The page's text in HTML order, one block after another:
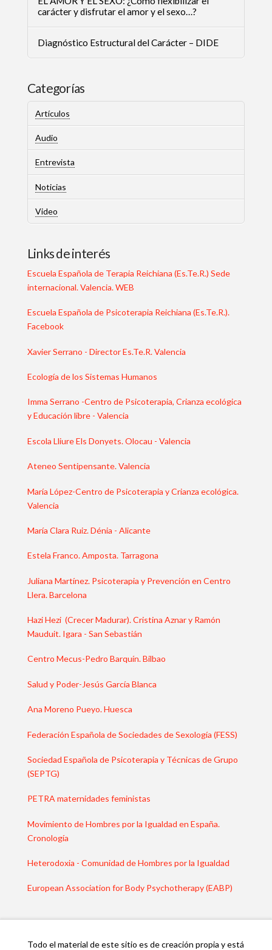
carácter y disfrutar el amor y el sexo…?
Diagnóstico Estructural del Carácter – DIDE
Categorías
Artículos
Audio
Entrevista
Noticias
Video
Links de interés
Escuela Española de Terapia Reichiana (Es.Te.R.) Sede
internacional. Valencia. WEB
Escuela Española de Psicoterapia Reichiana (Es.Te.R.).
Facebook
Xavier Serrano - Director Es.Te.R. Valencia
Ecología de los Sistemas Humanos
Imma Serrano -Centro de Psicoterapia, Crianza ecológica
y Educación libre - Valencia
Escola Lliure Els Donyets. Olocau - Valencia
Ateneo Sentipensante. Valencia
María López-Centro de Psicoterapia y Crianza ecológica.
Valencia
María Clara Ruiz. Dénia - Alicante
Estela Franco. Amposta. Tarragona
Juliana Martínez. Psicoterapia y Prevención en Centro
Llera. Barcelona
Hazi Hezi (Crecer Madurar). Cristina Aznar y Ramón
Mauduit. Igara - San Sebastián
Centro Mecus-Pedro Barquín. Bilbao
Salud y Poder-Jesús García Blanca
Ana Moreno Pueyo. Huesca
Federación Española de Sociedades de Sexología (FESS)
Sociedad Española de Psicoterapia y Técnicas de Grupo
(SEPTG)
PETRA maternidades feministas
Movimiento de Hombres por la Igualdad en España.
Cronología
Heterodoxia - Comunidad de Hombres por la Igualdad
European Association for Body Psychotherapy (EABP)
Todo el material de este sitio es de creación propia y está